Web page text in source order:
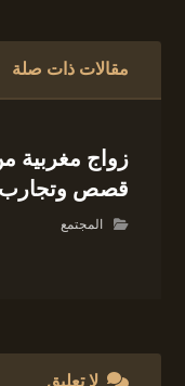
مقالات ذات صلة
زواج مغربية
قصص وتجارب
المجتمع
لا تعليق